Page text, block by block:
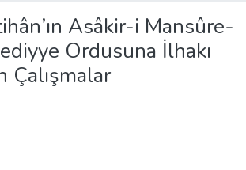
Asâkir-i Mansûre-
Ordusuna İlhakı
Çalışmalar